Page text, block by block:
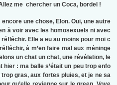
me chercher un Coca, bordel !
une chose, Elon. Oui, une autre
à voir avec les homosexuels ni avec
Elle a eu au moins pour moi c
à m’en faire mal aux méninge
un chat un chat, une révélation, le
hier : ma balle s’était un peu trop enfo
gras, aux fortes pluies, et je ne sa